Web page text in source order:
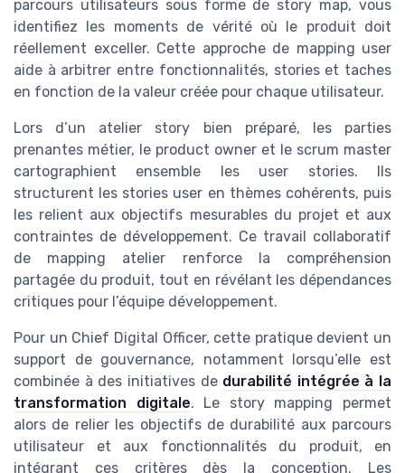
parcours utilisateurs sous forme de story map, vous
identifiez les moments de vérité où le produit doit
réellement exceller. Cette approche de mapping user
aide à arbitrer entre fonctionnalités, stories et taches
en fonction de la valeur créée pour chaque utilisateur.
Lors d’un atelier story bien préparé, les parties
prenantes métier, le product owner et le scrum master
cartographient ensemble les user stories. Ils
structurent les stories user en thèmes cohérents, puis
les relient aux objectifs mesurables du projet et aux
contraintes de développement. Ce travail collaboratif
de mapping atelier renforce la compréhension
partagée du produit, tout en révélant les dépendances
critiques pour l’équipe développement.
Pour un Chief Digital Officer, cette pratique devient un
support de gouvernance, notamment lorsqu’elle est
combinée à des initiatives de durabilité intégrée à la
transformation digitale. Le story mapping permet
alors de relier les objectifs de durabilité aux parcours
utilisateur et aux fonctionnalités du produit, en
intégrant ces critères dès la conception. Les